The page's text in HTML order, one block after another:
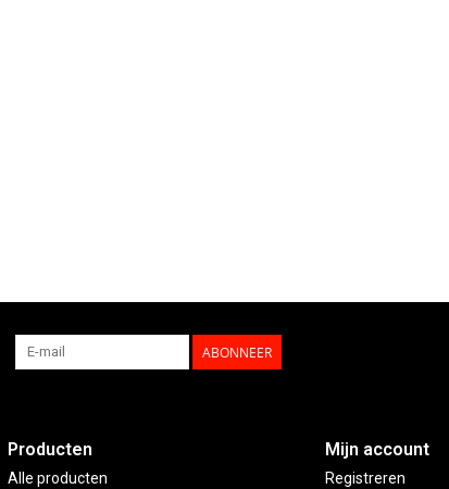
ABONNEER
Producten
Alle producten
Mijn account
Registreren